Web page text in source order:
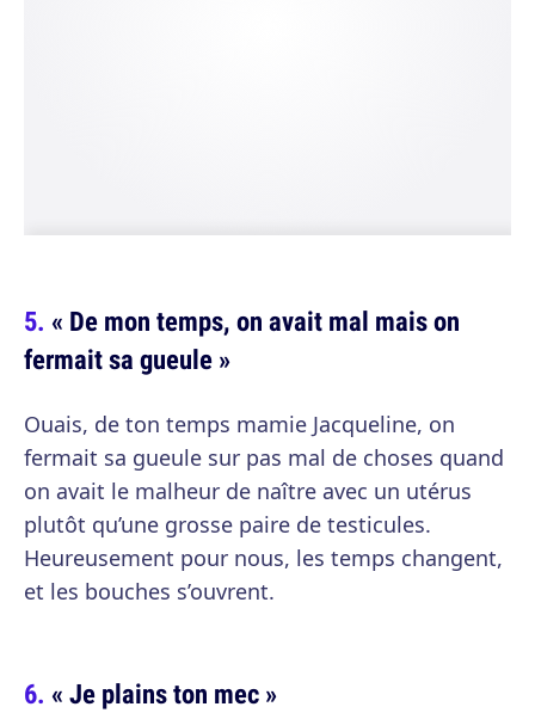
« De mon temps, on avait mal mais on
fermait sa gueule »
Ouais, de ton temps mamie Jacqueline, on
fermait sa gueule sur pas mal de choses quand
on avait le malheur de naître avec un utérus
plutôt qu’une grosse paire de testicules.
Heureusement pour nous, les temps changent,
et les bouches s’ouvrent.
« Je plains ton mec »